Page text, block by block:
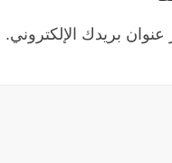
بريدك الإلكتروني.